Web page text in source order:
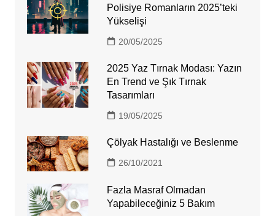
Polisiye Romanların 2025’teki
Yükselişi
20/05/2025
2025 Yaz Tırnak Modası: Yazın
En Trend ve Şık Tırnak
Tasarımları
19/05/2025
Çölyak Hastalığı ve Beslenme
26/10/2021
Fazla Masraf Olmadan
Yapabileceğiniz 5 Bakım